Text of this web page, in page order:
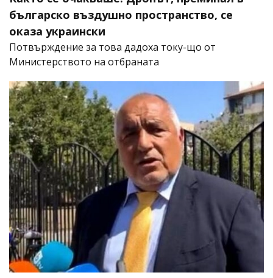
българско въздушно пространство, се
оказа украински
Потвърждение за това дадоха току-що от
Министерството на отбраната